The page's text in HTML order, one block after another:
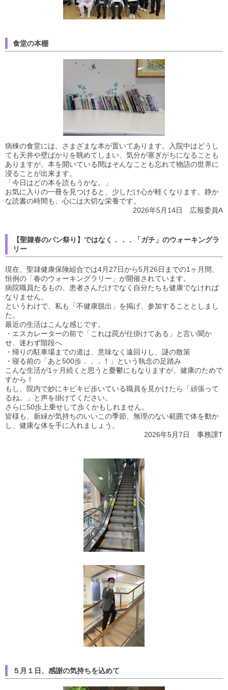
食堂の本棚
病棟の食堂には、さまざまな本が置いてあります。入院中はどうし
ても天井や壁ばかりを眺めてしまい、気分が塞ぎがちになることも
ありますが、本を開いている間はそんなことも忘れて物語の世界に
浸ることが出来ます。
「今日はどの本を読もうかな。」
お気に入りの一冊を見つけると、少しだけ心が軽くなります。静か
な読書の時間も、心には大切な栄養です。
2026年5月14日 広報委員A
【聖隷春のパン祭り】ではなく．．．「ガチ」のウォーキングラ
リー
現在、聖隷健康保険組合では4月27日から5月26日までの1ヶ月間、
恒例の「春のウォーキングラリー」が開催されています。
病院職員たるもの、患者さんだけでなく自分たちも健康でなければ
なりません。
というわけで、私も「不健康脱出」を掲げ、参加することとしまし
た。
最近の生活はこんな感じです。
・エスカレーターの前で「これは罠が仕掛けてある」と言い聞か
せ、迷わず階段へ
・帰りの駐車場までの道は、意味なく遠回りし、謎の散策
・寝る前の「あと500歩．．．！」という執念の足踏み
こんな生活が1ヶ月続くと思うと憂鬱にもなりますが、健康のためで
すから！
もし、院内で妙にキビキビ歩いている職員を見かけたら「頑張って
るね。」と声を掛けてください。
さらに50歩上乗せして歩くかもしれません。
皆様も、新緑が気持ちのいいこの季節、無理のない範囲で体を動か
し、健康な体を手に入れましょう。
2026年5月7日 事務課T
５月１日、感謝の気持ちを込めて